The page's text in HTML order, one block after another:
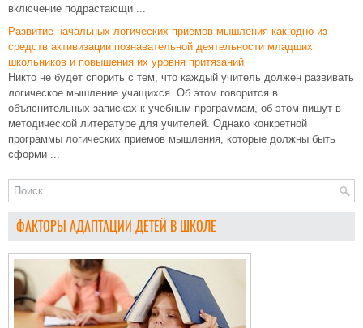
включение подрастающи ...
Развитие начальных логических приемов мышления как одно из
средств активизации познавательной деятельности младших
школьников и повышения их уровня притязаний
Никто не будет спорить с тем, что каждый учитель должен развивать
логическое мышление учащихся. Об этом говорится в
объяснительных записках к учебным программам, об этом пишут в
методической литературе для учителей. Однако конкретной
программы логических приемов мышления, которые должны быть
сформи ...
ФАКТОРЫ АДАПТАЦИИ ДЕТЕЙ В ШКОЛЕ